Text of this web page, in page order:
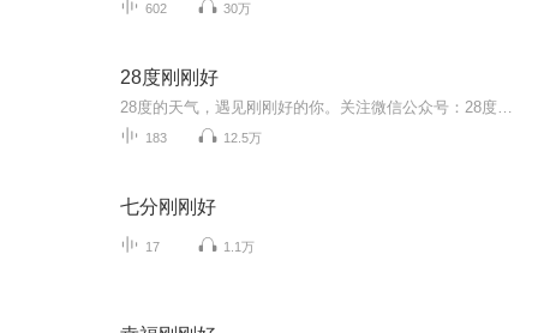
602 30万
28度刚刚好
183 12.5万
七分刚刚好
17 1.1万